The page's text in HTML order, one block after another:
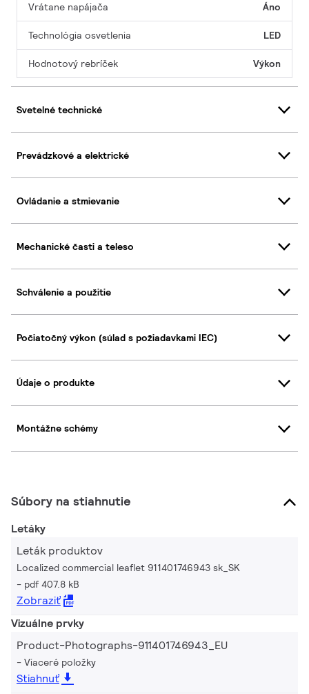
Vrátane napájača Áno
Technológia osvetlenia LED
Hodnotový rebríček Výkon
Svetelné technické
Prevádzkové a elektrické
Ovládanie a stmievanie
Mechanické časti a teleso
Schválenie a použitie
Počiatočný výkon (súlad s požiadavkami IEC)
Údaje o produkte
Montážne schémy
Súbory na stiahnutie
Letáky
Leták produktov
Localized commercial leaflet 911401746943 sk_SK
pdf 407.8 kB
Zobraziť
Vizuálne prvky
Product-Photographs-911401746943_EU
Viaceré položky
Stiahnuť